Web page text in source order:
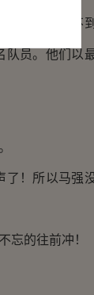
九班在内不
队员。他们以
！所以马强
的往前冲！